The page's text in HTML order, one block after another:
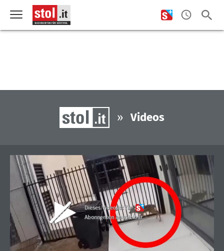
» Videos
Dieses Video ist für
Abonnenten abspielbar